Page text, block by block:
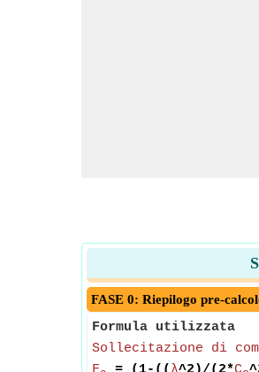
FASE 0: Riepilogo pre-
Formula utilizzata
Sollecitazione di